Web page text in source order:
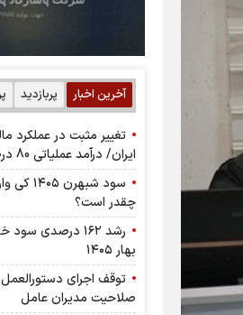
آخرین اخبار پربازدید
تغییر مثبت در عملکرد
ایران/ درآمد عملیاتی 80 درصد رشد کرد
سود
چقدر است؟
رشد ۱۶۲ درصدی
بهار ۱۴۰۵
توقف اجرای دستورالعمل
صلاحیت مدیران عامل